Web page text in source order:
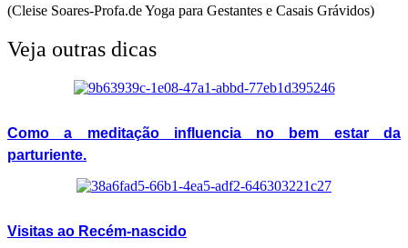
(Cleise Soares-Profa.de Yoga para Gestantes e Casais Grávidos)
Veja outras dicas
Como a meditação influencia no bem estar da
parturiente.
Visitas ao Recém-nascido